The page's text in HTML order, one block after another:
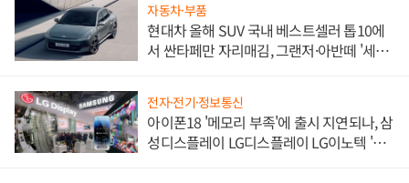
자동차·부품
현대차 올해 SUV 국내 베스트셀러 톱10에
서 싼타페만 자리매김, 그랜저·아반떼 '세단
전자·전기·정보통신
아이폰18 '메모리 부족'에 출시 지연되나, 삼
성디스플레이 LG디스플레이 LG이노텍 '탈